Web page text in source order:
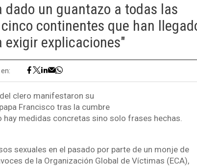
dado un guantazo a todas las
continentes que han
exigir explicaciones"
clero manifestaron su
Francisco tras la cumbre
hay medidas concretas sino solo frases hechas.
sexuales en el pasado por parte de un monje de
de la Organización Global de Víctimas (ECA),